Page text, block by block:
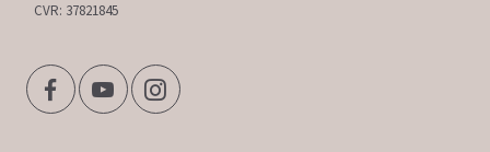
CVR: 37821845